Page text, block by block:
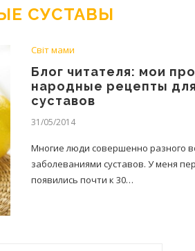
СУСТАВЫ
Світ мами
Блог читателя: мои
народные рецепты
суставов
31/05/2014
Многие люди совершенно разного
заболеваниями суставов. У меня
появились почти к 30…